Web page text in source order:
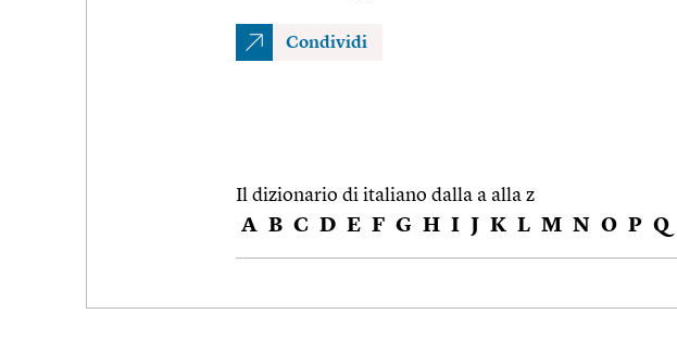
Condividi
Il dizionario di italiano dalla a alla z
A B C D E F G H I J K L M N O P Q